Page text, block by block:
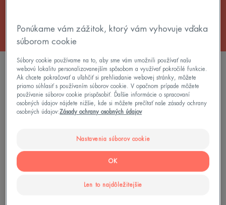
4 results "Upokojujúca starostlivosť o pleť"
Obnovujúci
ochranný
krém
HYDRA
Upokojujúci
Ponúkame vám zážitok, ktorý vám vyhovuje vďaka
súborom cookie
Súbory cookie používame na to, aby sme vám umožnili používať našu
webovú lokalitu personalizovanejším spôsobom a využívať pokročilé funkcie.
Ak chcete pokračovať a uľahčiť si prehliadanie webovej stránky, môžete
priamo súhlasiť s používaním súborov cookie. V opačnom prípade môžete
používanie súborov cookie prispôsobiť. Ďalšie informácie o spracovaní
osobných údajov nájdete nižšie, kde si môžete prečítať naše zásady ochrany
osobných údajov:Zásady ochrany osobných údajov
Nastavenia súborov cookie
Len to najdôležitejšie
OK